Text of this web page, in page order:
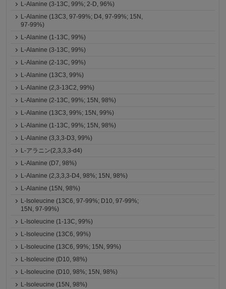
L-Alanine (3-13C, 99%; 2-D, 96%)
L-Alanine (13C3, 97-99%; D4, 97-99%; 15N,
97-99%)
L-Alanine (1-13C, 99%)
L-Alanine (3-13C, 99%)
L-Alanine (2-13C, 99%)
L-Alanine (13C3, 99%)
L-Alanine (2,3-13C2, 99%)
L-Alanine (2-13C, 99%; 15N, 98%)
L-Alanine (13C3, 99%; 15N, 99%)
L-Alanine (1-13C, 99%; 15N, 98%)
L-Alanine (3,3,3-D3, 99%)
L-アラニン(2,3,3,3-d4)
L-Alanine (D7, 98%)
L-Alanine (2,3,3,3-D4, 98%; 15N, 98%)
L-Alanine (15N, 98%)
L-Isoleucine (13C6, 97-99%; D10, 97-99%;
15N, 97-99%)
L-Isoleucine (1-13C, 99%)
L-Isoleucine (13C6, 99%)
L-Isoleucine (13C6, 99%; 15N, 99%)
L-Isoleucine (D10, 98%)
L-Isoleucine (D10, 98%; 15N, 98%)
L-Isoleucine (15N, 98%)